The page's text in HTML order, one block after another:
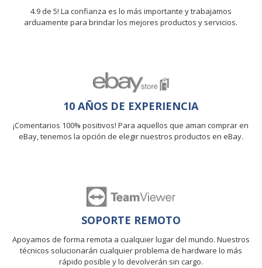
4.9 de 5! La confianza es lo más importante y trabajamos
arduamente para brindar los mejores productos y servicios.
10 AÑOS DE EXPERIENCIA
¡Comentarios 100% positivos! Para aquellos que aman comprar en
eBay, tenemos la opción de elegir nuestros productos en eBay.
SOPORTE REMOTO
Apoyamos de forma remota a cualquier lugar del mundo. Nuestros
técnicos solucionarán cualquier problema de hardware lo más
rápido posible y lo devolverán sin cargo.